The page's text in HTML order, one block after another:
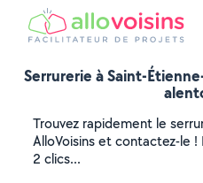
Serrurerie à Saint-
Trouvez rapidement le
AlloVoisins et contactez-le
2 clics...